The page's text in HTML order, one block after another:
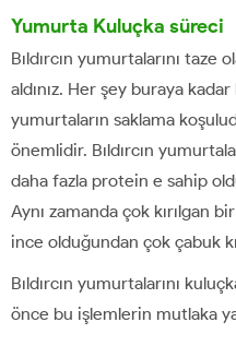
Yumurta Kuluçka süreci
Bıldırcın yumurtalarını
aldınız. Her şey buraya
yumurtaların saklama
önemlidir. Bıldırcın
daha fazla protein e sahip
Aynı zamanda çok kırılgan
ince olduğundan çok çabuk
Bıldırcın yumurtalarını
önce bu işlemlerin mutlaka